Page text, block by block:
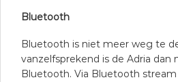
Bluetooth
Bluetooth is niet meer weg te
vanzelfsprekend is de Adria dan
Bluetooth. Via Bluetooth